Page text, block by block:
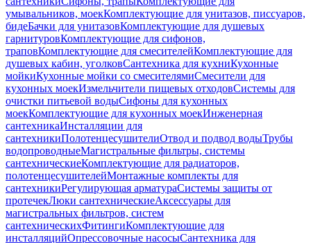
умывальников, моекКомплектующие для унитазов, писсуаров,
бидеБачки для унитазовКомплектующие для душевых
гарнитуровКомплектующие для сифонов,
траповКомплектующие для смесителейКомплектующие для
душевых кабин, уголковСантехника для кухниКухонные
мойкиКухонные мойки со смесителямиСмесители для
кухонных моекИзмельчители пищевых отходовСистемы для
очистки питьевой водыСифоны для кухонных
моекКомплектующие для кухонных моекИнженерная
сантехникаИнсталляции для
сантехникиПолотенцесушителиОтвод и подвод водыТрубы
водопроводныеМагистральные фильтры, системы
сантехническиеКомплектующие для радиаторов,
полотенцесушителейМонтажные комплекты для
сантехникиРегулирующая арматураСистемы защиты от
протечекЛюки сантехническиеАксессуары для
магистральных фильтров, систем
сантехническихФитингиКомплектующие для
инсталляцийОпрессовочные насосыСантехника для